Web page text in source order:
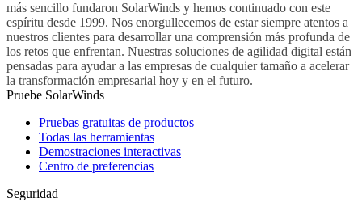
más sencillo fundaron SolarWinds y hemos continuado con este
espíritu desde 1999. Nos enorgullecemos de estar siempre atentos a
nuestros clientes para desarrollar una comprensión más profunda de
los retos que enfrentan. Nuestras soluciones de agilidad digital están
pensadas para ayudar a las empresas de cualquier tamaño a acelerar
la transformación empresarial hoy y en el futuro.
Pruebe SolarWinds
Pruebas gratuitas de productos
Todas las herramientas
Demostraciones interactivas
Centro de preferencias
Seguridad